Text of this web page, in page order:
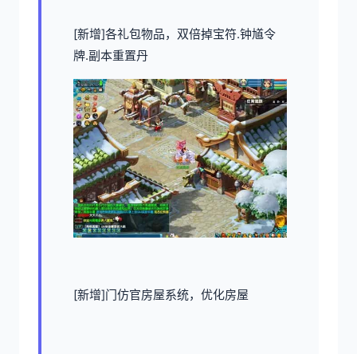
[新增]各礼包物品，双倍掉宝符.钟馗令
牌.副本重置丹
[新增]门仿官房屋系统，优化房屋